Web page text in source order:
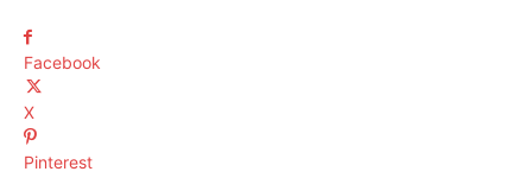
Facebook
X
Pinterest